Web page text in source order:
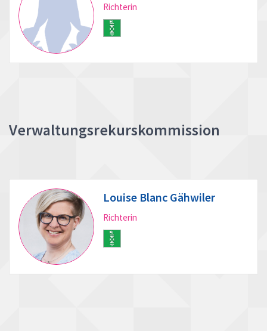
Richterin
Verwaltungsrekurskommission
Louise Blanc Gähwiler
Richterin